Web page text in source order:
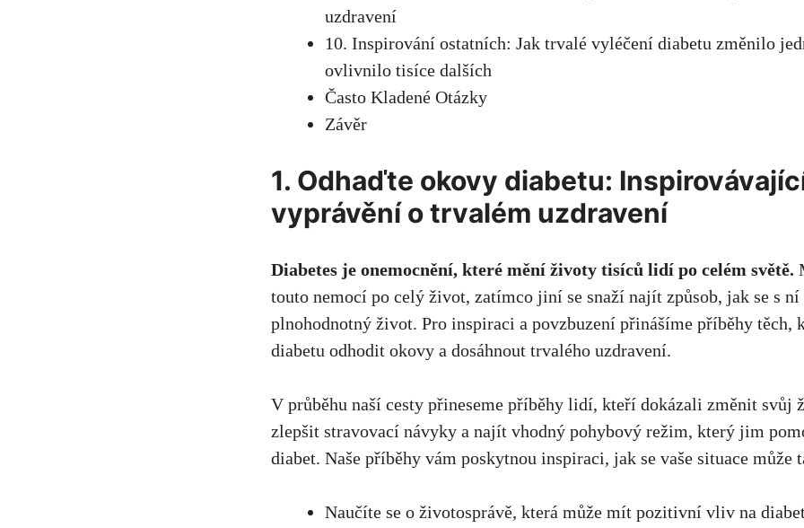
uzdravení
10. Inspirování ostatních: Jak trvalé vyléčení diabetu změnilo
ovlivnilo tisíce dalších
Často Kladené Otázky
Závěr
1. Odhaďte okovy diabetu:
vyprávění o trvalém uzdravení
Diabetes je onemocnění, které mění životy tisíců lidí po celém světě.
touto nemocí po celý život, zatímco jiní se snaží najít způsob, jak se s ní
plnohodnotný život. Pro inspiraci a povzbuzení přinášíme příběhy těch,
diabetu odhodit okovy a dosáhnout trvalého uzdravení.
V průběhu naší cesty přineseme příběhy lidí, kteří dokázali změnit svůj
zlepšit stravovací návyky a najít vhodný pohybový režim, který jim
diabet. Naše příběhy vám poskytnou inspiraci, jak se vaše situace může
Naučíte se o životosprávě, která může mít pozitivní vliv na diabet